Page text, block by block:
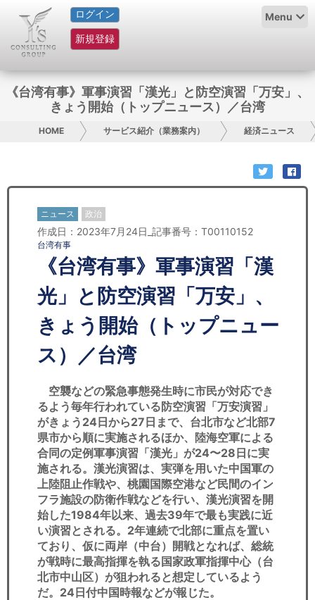
ログイン
新規登録
Menu
HOME
サービス紹介
コラム
グループ概要
お問い合わせ
日本人にPR
コンサルティング
リサーチ
セミナー
経済ニュース
労務顧問
ＩＴ
飲食店情報
《台湾有事》軍事演習「漢光」と防空演習「万安」、
きょう開始（トップニュース）／台湾
HOME サービス紹介（業務案内） 経済ニュース
ニュース 政治
作成日：2023年7月24日_記事番号：T00110152
台湾有事
《台湾有事》軍事演習「漢
光」と防空演習「万安」、
きょう開始（トップニュー
ス）／台湾
空襲などの緊急事態発生時に市民が対応でき
るよう毎年行われている防空演習「万安演習」
がきょう24日から27日まで、台北市など北部7
県市から順に実施されるほか、陸海空軍による
合同の定例軍事演習「漢光」が24〜28日に実
施される。漢光演習は、実弾を用いた中国軍の
上陸阻止作戦や、桃園国際空港など民間のイン
フラ施設の防衛作戦などを行い、漢光演習を開
始した1984年以来、過去39年で最も実践に近
い演習とされる。2年連続で北部に重点を置い
ており、仮に両岸（中台）開戦となれば、総統
が戦時に最高指揮を執る国家政軍指揮中心（台
北市中山区）が狙われると想定しているよう
だ。24日付中国時報などが報じた。